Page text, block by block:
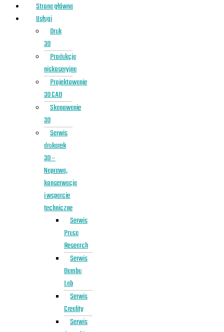
Strona główna
Usługi
Druk
3D
Produkcja
niskoseryjna
Projektowanie
3D CAD
Skanowanie
3D
Serwis
drukarek
3D –
Naprawa,
konserwacja
i wsparcie
techniczne
Serwis
Prusa
Research
Serwis
Bambu
Lab
Serwis
Creality
Serwis